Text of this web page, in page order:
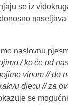
se iz
naslovnu
/ ko će od
vinom // do
djecu // za
se